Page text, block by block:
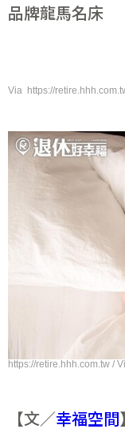
品牌龍馬名床
Via https://
https://retire.hhh.com.tw /
【文／幸福空間